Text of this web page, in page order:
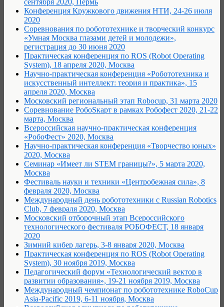
сентября 2020, Пермь
Конференция Кружкового движения НТИ, 24-26 июля
2020
Соревнования по робототехнике и творческий конкурс
«Умная Москва глазами детей и молодежи»,
регистрация до 30 июня 2020
Практическая конференция по ROS (Robot Operating
System), 18 апреля 2020, Москва
Научно-практическая конференция «Робототехника и
искусственный интеллект: теория и практика», 15
апреля 2020, Москва
Московский региональный этап Robocup, 31 марта 2020
Соревнование РобоSкарт в рамках Робофест 2020, 21-22
марта, Москва
Всероссийская научно-практическая конференция
«РобоФест» 2020, Москва
Научно-практическая конференция «Творчество юных»
2020, Москва
Семинар «Имеет ли STEM границы?», 5 марта 2020,
Москва
Фестиваль науки и техники «Центробежная сила», 8
февраля 2020, Москва
Международный день робототехники с Russian Robotics
Club, 7 февраля 2020, Москва
Московский отборочный этап Всероссийского
технологического фестиваля РОБОФЕСТ, 18 января
2020
Зимний кибер лагерь, 3-8 января 2020, Москва
Практическая конференция по ROS (Robot Operating
System), 30 ноября 2019, Москва
Педагогический форум «Технологический вектор в
развитии образования», 19-21 ноября 2019, Москва
Международный чемпионат по робототехнике RoboCup
Asia-Pacific 2019, 6-11 ноября, Москва